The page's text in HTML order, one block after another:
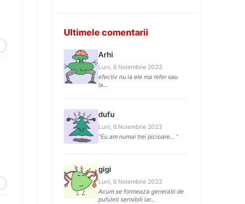
Ultimele comentarii
Arhi
Luni, 6 Noiembrie 2023
efectiv nu la ele ma refer sau
la...
dufu
Luni, 6 Noiembrie 2023
"Eu am numai trei picioare... "
gigi
Luni, 6 Noiembrie 2023
Acum se formeaza generatii de
pufuleti sensibili iar...